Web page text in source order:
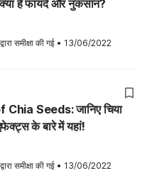
हैं फायदे और नुकसान?
द्वारा समीक्षा की गई • 13/06/2022
Seeds: जानिए चिया
के बारे में यहां!
द्वारा समीक्षा की गई • 13/06/2022